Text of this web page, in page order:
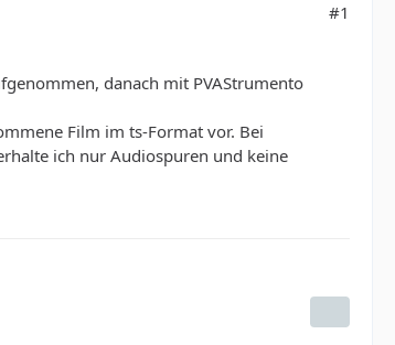
#1
danach mit PVAStrumento
Film im ts-Format vor. Bei
ich nur Audiospuren und keine